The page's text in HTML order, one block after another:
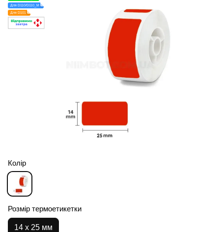
Для D110/D110_M
Для D101
Колір
Розмір термоетикетки
14 х 25 мм